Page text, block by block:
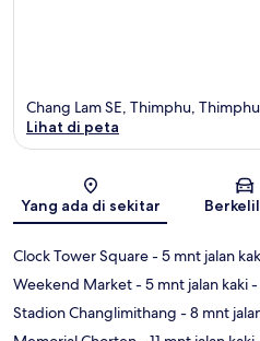
Chang Lam SE, Thimphu, Thimphu
Lihat di peta
Yang ada di sekitar
Clock Tower Square- 5 mnt jalan
Weekend Market- 5 mnt jalan kaki-
Stadion Changlimithang - 8 mnt